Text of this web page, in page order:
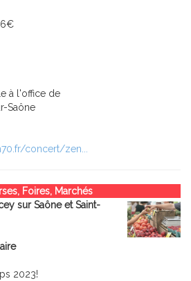
6€
à l'office de
Saône
concert/zen...
Foires, Marchés
sur Saône et Saint-
2023!